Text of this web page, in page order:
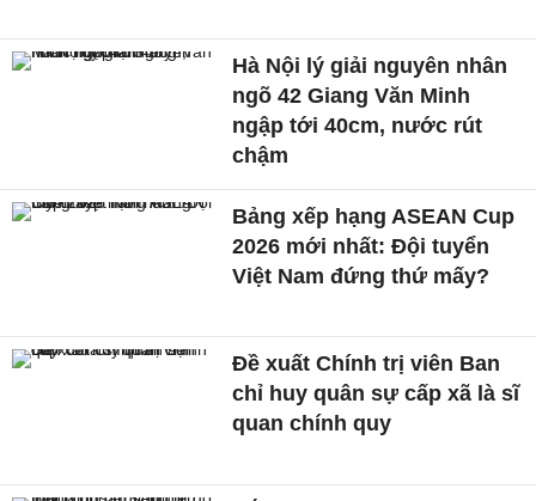
Hà Nội lý giải nguyên nhân
ngõ 42 Giang Văn Minh
ngập tới 40cm, nước rút
chậm
Bảng xếp hạng ASEAN Cup
2026 mới nhất: Đội tuyển
Việt Nam đứng thứ mấy?
Đề xuất Chính trị viên Ban
chỉ huy quân sự cấp xã là sĩ
quan chính quy